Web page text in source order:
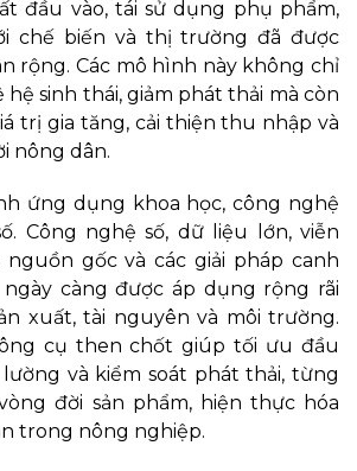
đầu vào, tái sử dụng phụ phẩm,
chế biến và thị trường đã được
rộng. Các mô hình này không chỉ
hệ sinh thái, giảm phát thải mà còn
trị gia tăng, cải thiện thu nhập và
nông dân.
ứng dụng khoa học, công nghệ
Công nghệ số, dữ liệu lớn, viễn
gốc và các giải pháp canh
càng được áp dụng rộng rãi
xuất, tài nguyên và môi trường.
cụ then chốt giúp tối ưu đầu
lường và kiểm soát phát thải, từng
đời sản phẩm, hiện thực hóa
trong nông nghiệp.